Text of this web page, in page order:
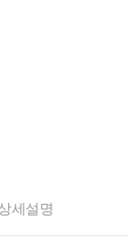
세설명